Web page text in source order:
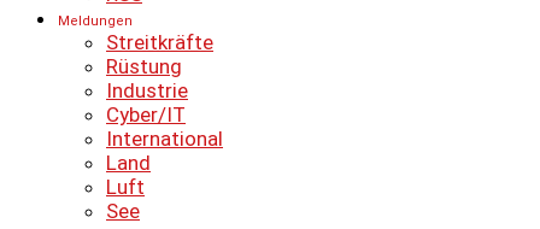
Meldungen
Streitkräfte
Rüstung
Industrie
Cyber/IT
International
Land
Luft
See